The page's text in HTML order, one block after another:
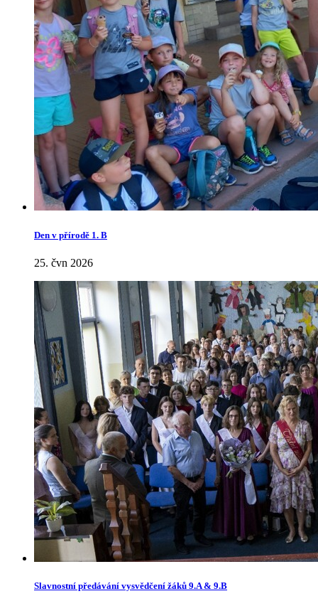
Den v přírodě 1. B
25. čvn 2026
Slavnostní předávání vysvědčení žáků 9.A & 9.B